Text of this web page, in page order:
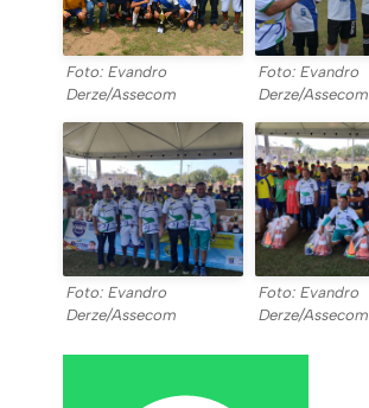
Foto: Evandro
Derze/Assecom
Foto: Evandro
Derze/Assecom
Foto: Evandro
Derze/Assecom
Foto: Evandro
Derze/Assecom